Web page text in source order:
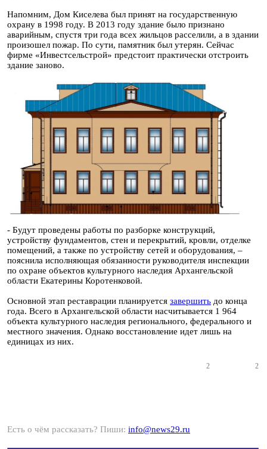
Напомним, Дом Киселева был принят на государственную
охрану в 1998 году. В 2013 году здание было признано
аварийным, спустя три года всех жильцов расселили, а в здании
произошел пожар. По сути, памятник был утерян. Сейчас
фирме «Инвестсельстрой» предстоит практически отстроить
здание заново.
- Будут проведены работы по разборке конструкций,
устройству фундаментов, стен и перекрытий, кровли, отделке
помещений, а также по устройству сетей и оборудования, –
пояснила исполняющая обязанности руководителя инспекции
по охране объектов культурного наследия Архангельской
области Екатерины Коротенковой.
Основной этап реставрации планируется завершить до конца
года. Всего в Архангельской области насчитывается 1 964
объекта культурного наследия регионального, федерального и
местного значения. Однако восстановление идет лишь на
единицах из них.
2 2
Есть о чём рассказать? Пиши: info@news29.ru